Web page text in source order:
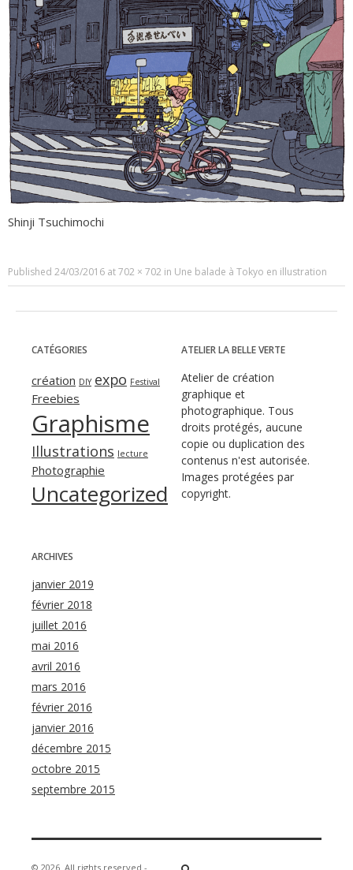
Shinji Tsuchimochi
Published 24/03/2016 at702 × 702 in Une balade à Tokyo en illustration
CATÉGORIES
création DIY expo Festival
Freebies
Graphisme
Illustrations lecture
Photographie
Uncategorized
ATELIER LA BELLE VERTE
Atelier de création
graphique et
photographique. Tous
droits protégés, aucune
copie ou duplication des
contenus n'est autorisée.
Images protégées par
copyright.
ARCHIVES
janvier 2019
février 2018
juillet 2016
mai 2016
avril 2016
mars 2016
février 2016
janvier 2016
décembre 2015
octobre 2015
septembre 2015
© 2026 All rights reserved -